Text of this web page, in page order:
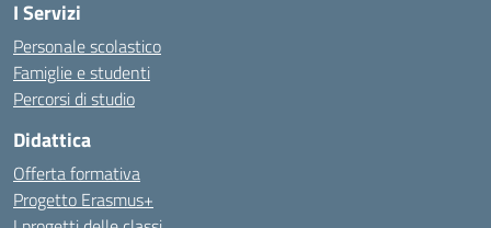
I Servizi
Personale scolastico
Famiglie e studenti
Percorsi di studio
Didattica
Offerta formativa
Progetto Erasmus+